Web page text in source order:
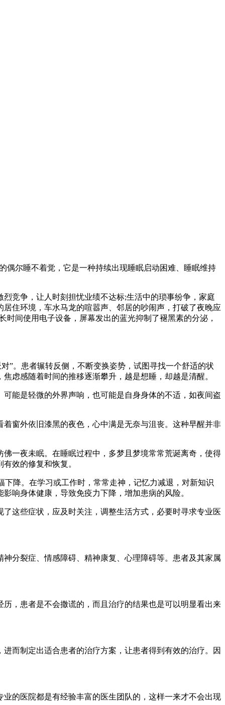
尔睡不着觉，它是一种持续出现睡眠启动困难、睡眠维持
竞争，让人时刻担忧业绩不达标;生活中的琐事纷争，家庭
住环境，车水马龙的喧嚣声、邻居的吵闹声，打破了夜晚应
间使用电子设备，屏幕发出的蓝光抑制了褪黑素的分泌，
。患者辗转反侧，不断变换姿势，试图寻找一个舒适的状
虑感随着时间的推移逐渐攀升，越是想睡，却越是清醒。​
能是轻微的外界声响，也可能是自身身体的不适，如夜间盗
窗外依旧漆黑的夜色，心中满是无奈与沮丧。这种早醒并非
一夜未眠。在睡眠过程中，多梦且梦境常常荒诞离奇，使得
效的修复和恢复。​
降。在学习或工作时，常常走神，记忆力减退，对新知识
响身体健康，导致免疫力下降，增加患病的风险。​
这些症状，应及时关注，调整生活方式，必要时寻求专业医
分裂症、情感障碍、精神康复、心理障碍等。患者及其家属
，患者是不会撒谎的，而且治疗的结果也是可以明显看出来
制定出适合患者的治疗方案，让患者得到有效的治疗。因
的医院都是有经验丰富的医生团队的，这样一来才不会出现